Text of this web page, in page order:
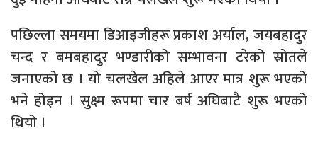
पछिल्ला समयमा डिआइजीहरू प्रकाश अर्याल, जयबहादुर
चन्द र बमबहादुर भण्डारीको सम्भावना टरेको स्रोतले
जनाएको छ । यो चलखेल अहिले आएर मात्र शुरू भएको
भने होइन । सुक्ष्म रूपमा चार बर्ष अघिबाटै शुरू भएको
थियो ।